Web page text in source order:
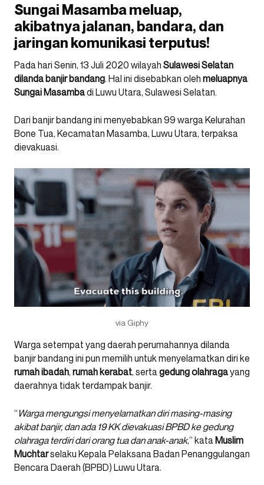
Sungai Masamba meluap,
akibatnya jalanan, bandara, dan
jaringan komunikasi terputus!
Pada hari Senin, 13 Juli 2020 wilayah Sulawesi Selatan
dilanda banjir bandang. Hal ini disebabkan oleh meluapnya
Sungai Masambadi Luwu Utara, Sulawesi Selatan.
Dari banjir bandang ini menyebabkan 99 warga Kelurahan
Bone Tua, Kecamatan Masamba, Luwu Utara, terpaksa
dievakuasi.
via Giphy
Warga setempat yang daerah perumahannya dilanda
banjir bandang ini pun memilih untuk menyelamatkan diri ke
rumah ibadah, rumah kerabat, sertagedung olahragayang
daerahnya tidak terdampak banjir.
“ Warga mengungsi menyelamatkan diri masing-masing
akibat banjir, dan ada 19 KK dievakuasi BPBD ke gedung
olahraga terdiri dari orang tua dan anak-anak,” kata Muslim
Muchtarselaku Kepala Pelaksana Badan Penanggulangan
Bencara Daerah (BPBD) Luwu Utara.